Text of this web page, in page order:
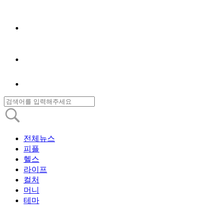
전체뉴스
피플
헬스
라이프
컬처
머니
테마